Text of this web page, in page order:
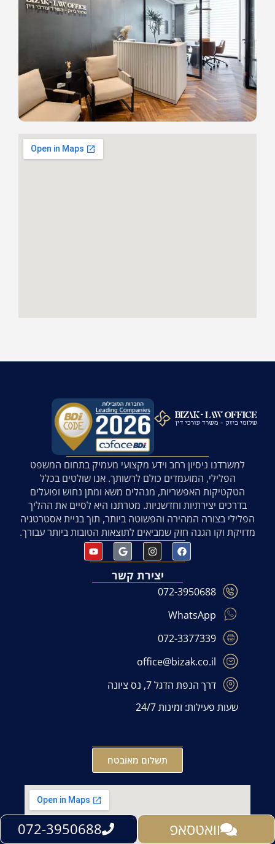
למשרדנו ניסיון רחב וידע מקצועי מעמיק בתחום המשפט
הפלילי, המועמדים כולם לרשותך. אנו שולטים בכלל
הטקטיקות האפשריות, מנהלים משא ומתן נחוש ופועלים
בדרכים יצירתיות וחדשניות. מטרתנו היא לסיים את ההליך
הפלילי בצורה המהירה והפשוטה ביותר, תוך בניית אסטרטגיה
מדויקת וקו הגנה חזק שמביאים לתוצאות הטובות ביותר עבורך.
יצירת קשר
072-3950688
WhatsApp
072-3377339
office@bizak.co.il
דרך הנפת הדגל 7, נס ציונה
שעות פעילות: זמינות 24/7
תשלום מאובטח
וואטסאפ 072-3950688